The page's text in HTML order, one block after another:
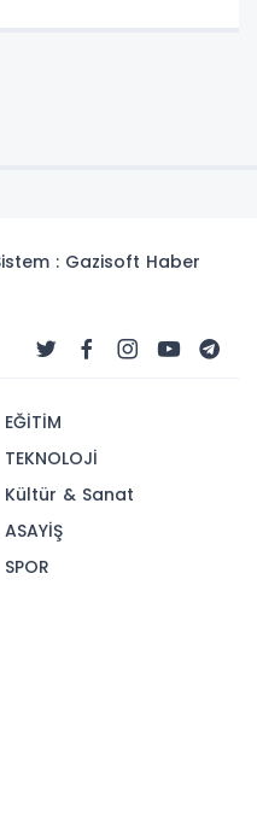
: Gazisoft Haber
EĞİTİM
TEKNOLOJİ
Kültür & Sanat
ASAYİŞ
SPOR